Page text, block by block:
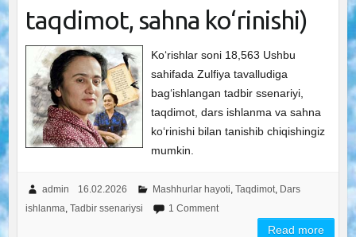
taqdimot, sahna ko‘rinishi)
Ko‘rishlar soni 18,563 Ushbu
sahifada Zulfiya tavalludiga
bag‘ishlangan tadbir ssenariyi,
taqdimot, dars ishlanma va sahna
ko‘rinishi bilan tanishib chiqishingiz
mumkin.
admin 16.02.2026 Mashhurlar hayoti, Taqdimot, Dars
ishlanma, Tadbir ssenariysi 1 Comment
Read more